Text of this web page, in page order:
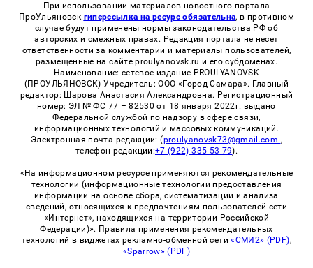
При использовании материалов новостного портала
ПроУльяновск гиперссылка на ресурс обязательна, в противном
случае будут применены нормы законодательства РФ об
авторских и смежных правах. Редакция портала не несет
ответственности за комментарии и материалы пользователей,
размещенные на сайте proulyanovsk.ru и его субдоменах.
Наименование: сетевое издание PROULYANOVSK
(ПРОУЛЬЯНОВСК) Учредитель: ООО «Город Самара». Главный
редактор: Шарова Анастасия Александровна. Регистрационный
номер: ЭЛ № ФС 77 – 82530 от 18 января 2022г. выдано
Федеральной службой по надзору в сфере связи,
информационных технологий и массовых коммуникаций.
Электронная почта редакции: (proulyanovsk73@gmail.com ,
телефон редакции:+7 (922) 335-53-79).
«На информационном ресурсе применяются рекомендательные
технологии (информационные технологии предоставления
информации на основе сбора, систематизации и анализа
сведений, относящихся к предпочтениям пользователей сети
«Интернет», находящихся на территории Российской
Федерации)». Правила применения рекомендательных
технологий в виджетах рекламно-обменной сети«СМИ2» (PDF),
«Sparrow» (PDF)